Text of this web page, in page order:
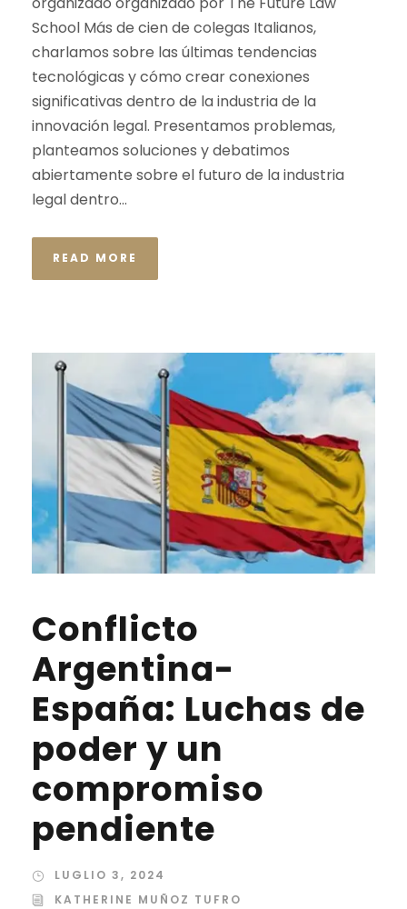
School Más de cien de colegas Italianos,
charlamos sobre las últimas tendencias
tecnológicas y cómo crear conexiones
significativas dentro de la industria de la
innovación legal. Presentamos problemas,
planteamos soluciones y debatimos
abiertamente sobre el futuro de la industria
legal dentro...
READ MORE
Conflicto
Argentina-
España: Luchas de
poder y un
compromiso
pendiente
LUGLIO 3, 2024
KATHERINE MUÑOZ TUFRO